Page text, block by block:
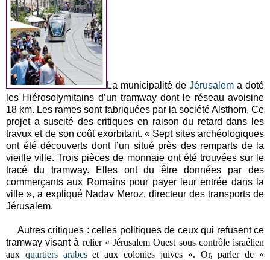
La municipalité de Jérusalem a doté
les Hiérosolymitains d’un tramway dont le réseau avoisine
18 km. Les rames sont fabriquées par la société Alsthom. Ce
projet a suscité des critiques en raison du retard dans les
travux et de son coût exorbitant. « Sept sites archéologiques
ont été découverts dont l’un situé près des remparts de la
vieille ville. Trois pièces de monnaie ont été trouvées sur le
tracé du tramway. Elles ont du être données par des
commerçants aux Romains pour payer leur entrée dans la
ville », a expliqué Nadav Meroz, directeur des transports de
Jérusalem.
Autres critiques : celles politiques de ceux qui refusent ce
tramway visant à relier « Jérusalem Ouest sous contrôle israélien
aux quartiers arabeset aux colonies juives ». Or, parler de «